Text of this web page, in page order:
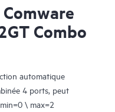
Combo
automatique
4 ports, peut
\ max=2